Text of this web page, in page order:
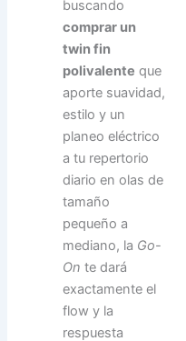
buscando
comprar un
twin fin
polivalente que
aporte suavidad,
estilo y un
planeo eléctrico
a tu repertorio
diario en olas de
tamaño
pequeño a
mediano, la Go-
On te dará
exactamente el
flow y la
respuesta